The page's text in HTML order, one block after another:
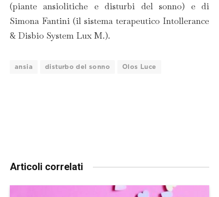
(piante ansiolitiche e disturbi del sonno) e di
Simona Fantini (il sistema terapeutico Intollerance
& Disbio System Lux M.).
ansia disturbo del sonno Olos Luce
Articoli correlati